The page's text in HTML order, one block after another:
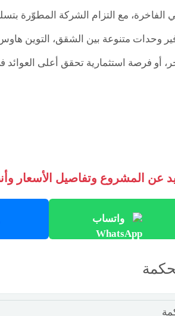
الفاخرة، مع التزام الشركة المطوّرة
وحدات متنوعة بين الشقق، التوين
أو فرصة استثمارية تحقق أعلى
عن المشروع وتفاصيل الأسعار
واتساب